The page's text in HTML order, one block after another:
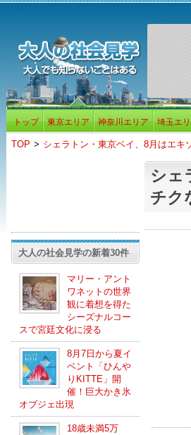
トップ 東京エリア 神奈川エリア 埼玉エ
TOP > シェラトン・東京ベイ、8月はエキ
大人の社会見学の新着30件
マリー・アント
ワネットの世界
観に着想を得た
シーズナルコー
スで宮廷文化に浸る
8月7日から夏イ
ベント「ひんや
りKITTE」開
催！巨大かき氷
オブジェ出現
18歳未満5万
シェ
チク